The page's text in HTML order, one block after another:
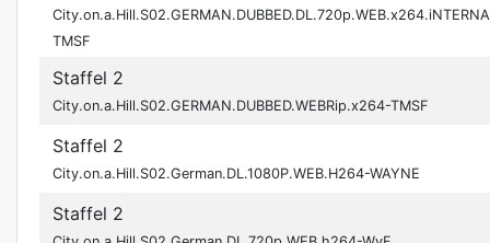
TMSF
Staffel 2
City.on.a.Hill.S02.GERMAN.DUBBED.WEBRip.x264-TMSF
Staffel 2
City.on.a.Hill.S02.German.DL.1080P.WEB.H264-WAYNE
Staffel 2